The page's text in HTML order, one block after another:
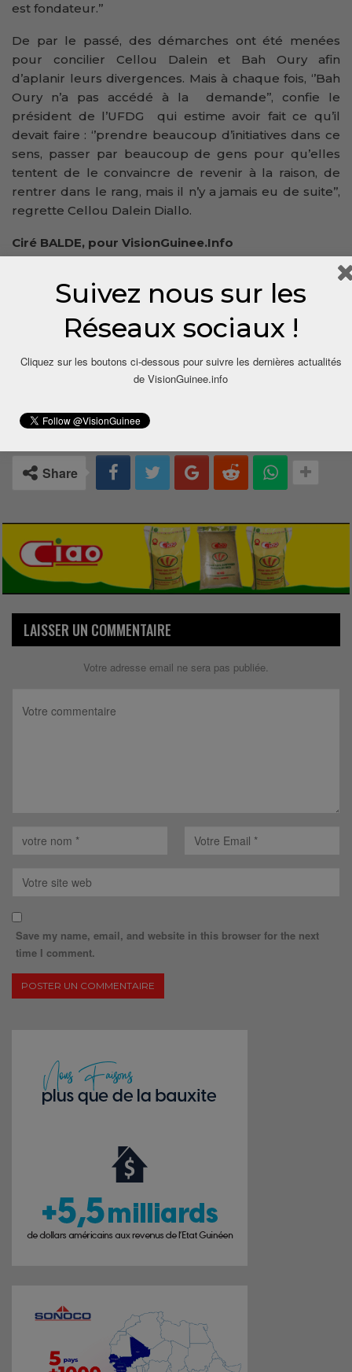
est fondateur.’’
De par le passé, des démarches ont été menées
pour concilier Cellou Dalein et Bah Oury afin
d’aplanir leurs divergences. Mais à chaque fois, ‘’Bah
Oury n’a pas accédé à la demande’’, confie le
président de l’UFDG qui estime avoir fait ce qu’il
devait faire : ‘’prendre beaucoup d’initiatives dans ce
sens, passer par beaucoup de gens pour qu’elles
tentent de le convaincre de revenir à la raison, de
rentrer dans le rang, mais il n’y a jamais eu de suite’’,
regrette Cellou Dalein Diallo.
Ciré BALDE, pour VisionGuinee.Info
0
Share
LAISSER UN COMMENTAIRE
Votre adresse email ne sera pas publiée.
Save my name, email, and website in this browser for the next
time I comment.
Suivez nous sur les
Réseaux sociaux !
Cliquez sur les boutons ci-dessous pour suivre les dernières actualités
de VisionGuinee.info